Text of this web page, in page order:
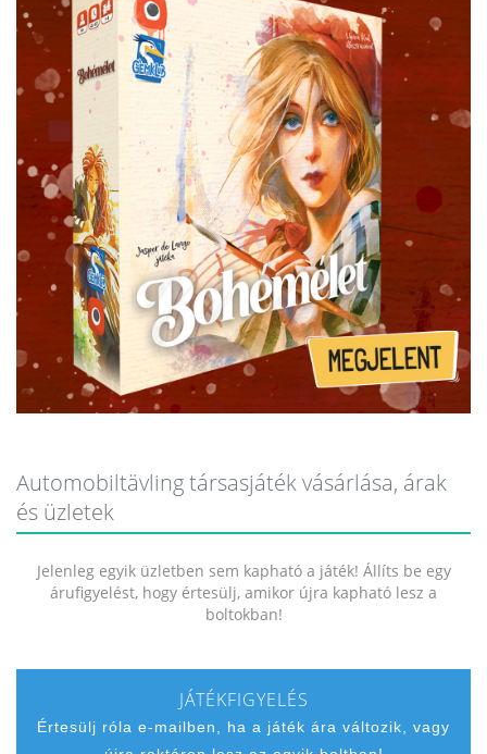
Automobiltävling társasjáték vásárlása, árak
és üzletek
Jelenleg egyik üzletben sem kapható a játék! Állíts be egy
árufigyelést, hogy értesülj, amikor újra kapható lesz a
boltokban!
JÁTÉKFIGYELÉS
Értesülj róla e-mailben, ha a játék ára változik, vagy